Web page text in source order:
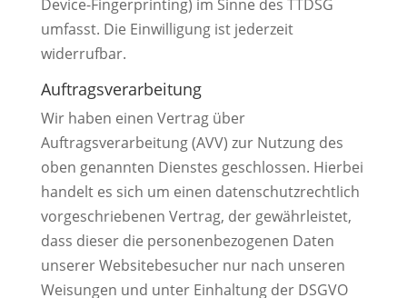
Device-Fingerprinting) im Sinne des TTDSG
umfasst. Die Einwilligung ist jederzeit
widerrufbar.
Auftragsverarbeitung
Wir haben einen Vertrag über
Auftragsverarbeitung (AVV) zur Nutzung des
oben genannten Dienstes geschlossen. Hierbei
handelt es sich um einen datenschutzrechtlich
vorgeschriebenen Vertrag, der gewährleistet,
dass dieser die personenbezogenen Daten
unserer Websitebesucher nur nach unseren
Weisungen und unter Einhaltung der DSGVO